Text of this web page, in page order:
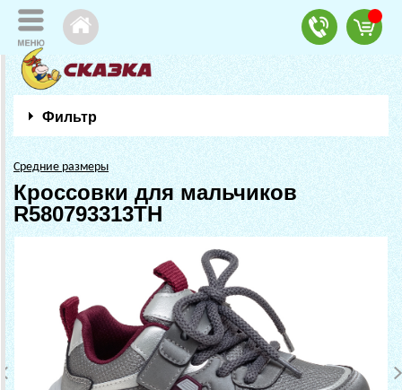
Фильтр
Средние размеры
Кроссовки для мальчиков
R580793313TH